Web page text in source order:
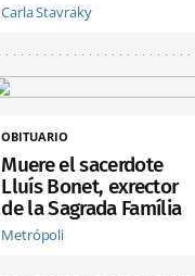
Carla Stavraky
OBITUARIO
Muere el sacerdote
Lluís Bonet, exrector
de la Sagrada Família
Metrópoli